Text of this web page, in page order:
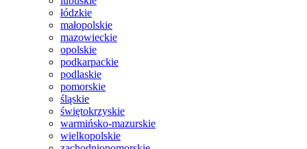
łódzkie
małopolskie
mazowieckie
opolskie
podkarpackie
podlaskie
pomorskie
śląskie
świętokrzyskie
warmińsko-mazurskie
wielkopolskie